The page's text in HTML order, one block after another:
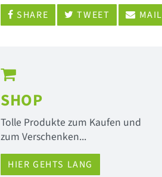
SHARE TWEET MAIL
SHOP
Tolle Produkte zum Kaufen und
zum Verschenken...
HIER GEHTS LANG